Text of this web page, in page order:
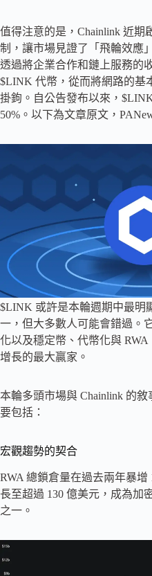
值得注意的是，Chainlink 近期
制，讓市場見證了「飛輪效應
透過將企業合作和鏈上服務的
$LINK 代幣，從而將網路的基
掛鉤。自公告發布以來，
50%。以下為文章原文，
$LINK 或許是本輪週期中最明
一，但大多數人可能會錯過。
化以及穩定幣、代幣化與
增長的最大贏家。
本輪多頭市場與 Chainlink 的
要包括：
宏觀趨勢的契合
RWA 總鎖倉量在過去兩年暴增
長至超過 130 億美元，成為加
之一。